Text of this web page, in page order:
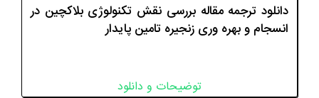
دانلود ترجمه مقاله بررسی نقش تکنولوژی بلاکچین در
انسجام و بهره وری زنجیره تامین پایدار
توضیحات و دانلود